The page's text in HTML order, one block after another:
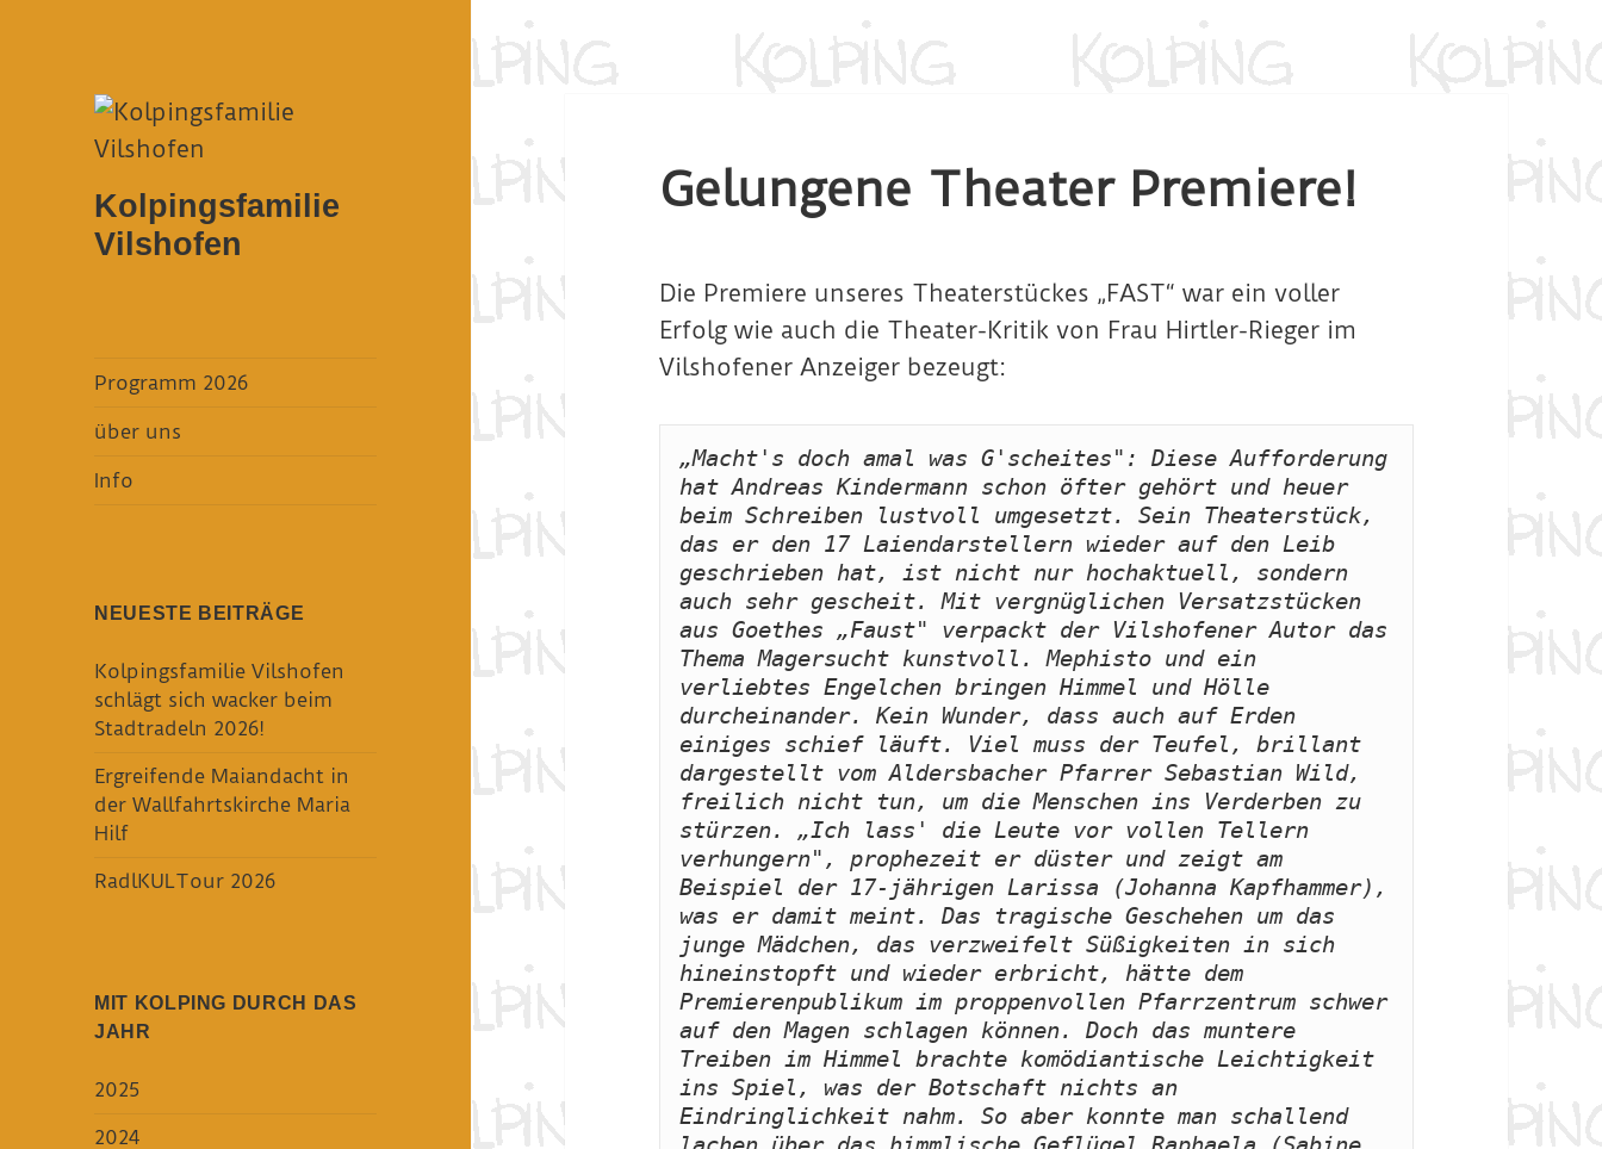
Kolpingsfamilie
Vilshofen
Programm 2026
über uns
Info
NEUESTE BEITRÄGE
Kolpingsfamilie Vilshofen
schlägt sich wacker beim
Stadtradeln 2026!
Ergreifende Maiandacht in
der Wallfahrtskirche Maria
Hilf
RadlKULTour 2026
MIT KOLPING DURCH DAS
JAHR
2025
2024
Gelungene Theater Premiere!
Die Premiere unseres Theaterstückes „FAST“ war ein voller
Erfolg wie auch die Theater-Kritik von Frau Hirtler-Rieger im
Vilshofener Anzeiger bezeugt:
„Macht's doch amal was G'scheites": Diese Aufforderung
hat Andreas Kindermann schon öfter gehört und heuer
beim Schreiben lustvoll umgesetzt. Sein Theaterstück,
das er den 17 Laiendarstellern wieder auf den Leib
geschrieben hat, ist nicht nur hochaktuell, sondern
auch sehr gescheit. Mit vergnüglichen Versatzstücken
aus Goethes „Faust" verpackt der Vilshofener Autor das
Thema Magersucht kunstvoll. Mephisto und ein
verliebtes Engelchen bringen Himmel und Hölle
durcheinander. Kein Wunder, dass auch auf Erden
einiges schief läuft. Viel muss der Teufel, brillant
dargestellt vom Aldersbacher Pfarrer Sebastian Wild,
freilich nicht tun, um die Menschen ins Verderben zu
stürzen. „Ich lass' die Leute vor vollen Tellern
verhungern", prophezeit er düster und zeigt am
Beispiel der 17-jährigen Larissa (Johanna Kapfhammer),
was er damit meint. Das tragische Geschehen um das
junge Mädchen, das verzweifelt Süßigkeiten in sich
hineinstopft und wieder erbricht, hätte dem
Premierenpublikum im proppenvollen Pfarrzentrum schwer
auf den Magen schlagen können. Doch das muntere
Treiben im Himmel brachte komödiantische Leichtigkeit
ins Spiel, was der Botschaft nichts an
Eindringlichkeit nahm. So aber konnte man schallend